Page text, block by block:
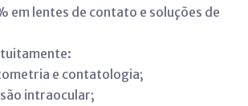
em lentes de contato e soluções de
e contatologia;
intraocular;